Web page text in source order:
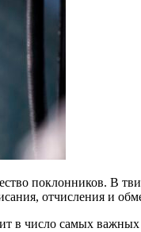
поклонников. В
отчисления и
в число самых